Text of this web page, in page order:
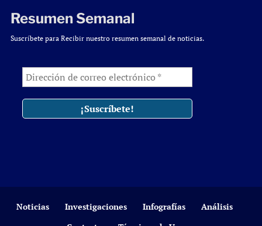
Resumen Semanal
Suscríbete para Recibir nuestro resumen semanal de noticias.
Noticias Investigaciones Infografías
Análisis